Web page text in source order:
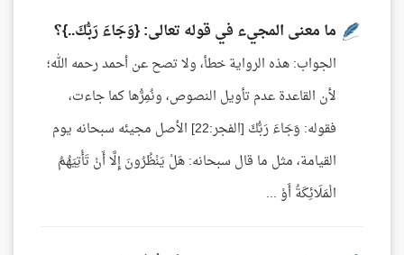
ما معنى المجيء في قوله تعالى: {وَجَاءَ رَبُّكَ..}؟
الجواب: هذه الرواية خطأ، ولا تصح عن أحمد رحمه الله؛
لأن القاعدة عدم تأويل النصوص، ونُمِرُّها كما جاءت،
فقوله: وَجَاءَ رَبُّكَ [الفجر:22] الأصل مجيئه سبحانه يوم
القيامة، مثل ما قال سبحانه: هَلْ يَنْظُرُونَ إِلَّا أَنْ تَأْتِيَهُمُ
الْمَلَائِكَةُ أَوْ ...